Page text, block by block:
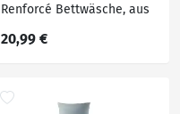
Renforcé Bettwäsche, aus
200 cm
20,99 €